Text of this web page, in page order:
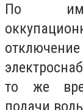
По
то же
подачи